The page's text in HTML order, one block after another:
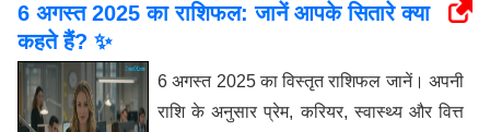
6 अगस्त 2025 का राशिफल: जानें आपके सितारे क्या
कहते हैं? ✨
6 अगस्त 2025 का विस्तृत राशिफल जानें। अपनी
राशि के अनुसार प्रेम, करियर, स्वास्थ्य और वित्त